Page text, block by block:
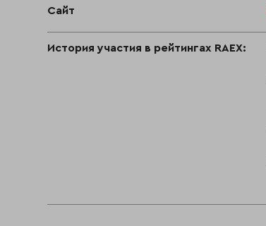
Сайт
История участия в рейтингах RAEX: